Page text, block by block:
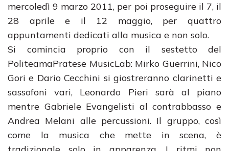
mercoledì 9 marzo 2011, per poi proseguire il 7, il
28 aprile e il 12 maggio, per quattro
appuntamenti dedicati alla musica e non solo.
Si comincia proprio con il sestetto del
PoliteamaPratese MusicLab: Mirko Guerrini, Nico
Gori e Dario Cecchini si giostreranno clarinetti e
sassofoni vari, Leonardo Pieri sarà al piano
mentre Gabriele Evangelisti al contrabbasso e
Andrea Melani alle percussioni. Il gruppo, così
come la musica che mette in scena, è